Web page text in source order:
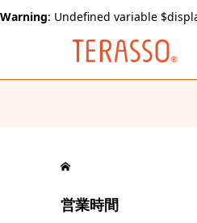
Warning: Undefined variable
営業時間